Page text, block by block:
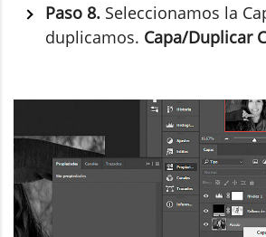
Paso 8. Seleccionamos la
duplicamos. Capa/Duplicar